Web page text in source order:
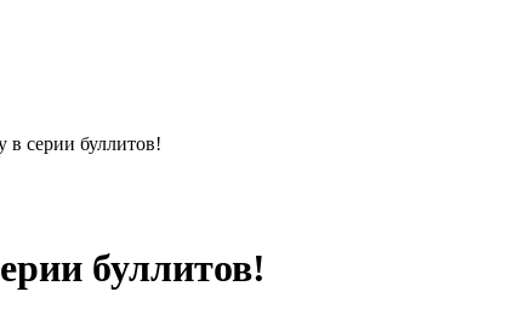
серии буллитов!
буллитов!